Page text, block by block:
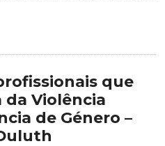
que
Violência
de Género –